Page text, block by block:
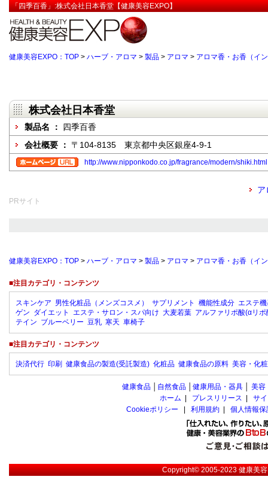
「四季百香」:株式会社日本香堂【健康美容EXPO】
健康美容EXPO：TOP > ハーブ・アロマ > 製品 > アロマ > アロマ香・お香（イ
株式会社日本香堂
製品名 ： 四季百香
会社概要 ： 〒104-8135 東京都中央区銀座4-9-1
http://www.nipponkodo.co.jp/fragrance/modern/shiki.html
ア
PRサイト
健康美容EXPO：TOP > ハーブ・アロマ > 製品 > アロマ > アロマ香・お香（イ
■注目カテゴリ・コンテンツ
スキンケア 男性化粧品（メンズコスメ） サプリメント 機能性成分 エステ
ゲン ダイエット エステ・サロン・スパ向け 大麦若葉 アルファリポ酸(αリポ
テイン ブルーベリー 豆乳 寒天 車椅子
■注目カテゴリ・コンテンツ
決済代行 印刷 健康食品の製造(受託製造) 化粧品 健康食品の原料 美容・化
健康食品 自然食品 健康用品・器具 美容
ホーム
プレスリリース
サ
Cookieポリシー
利用規約 個人情報
Copyright© 2005-2023健康美